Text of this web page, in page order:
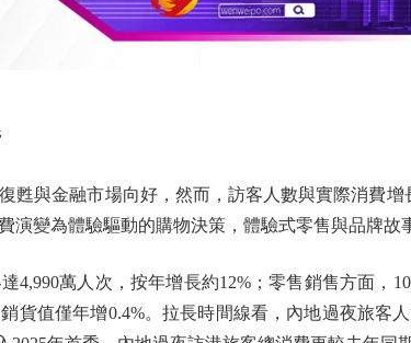
與金融市場向好，然而，訪客人數與實際消費增
演變為體驗驅動的購物決策，體驗式零售與品牌故
萬人次，按年增長約12%；零售銷售方面，10
貨值僅年增0.4%。拉長時間線看，內地過夜旅客